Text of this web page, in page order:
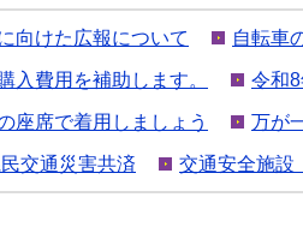
向けた広報について 自転車
入費用を補助します。 令和
座席で着用しましょう 万が
交通災害共済 交通安全施設